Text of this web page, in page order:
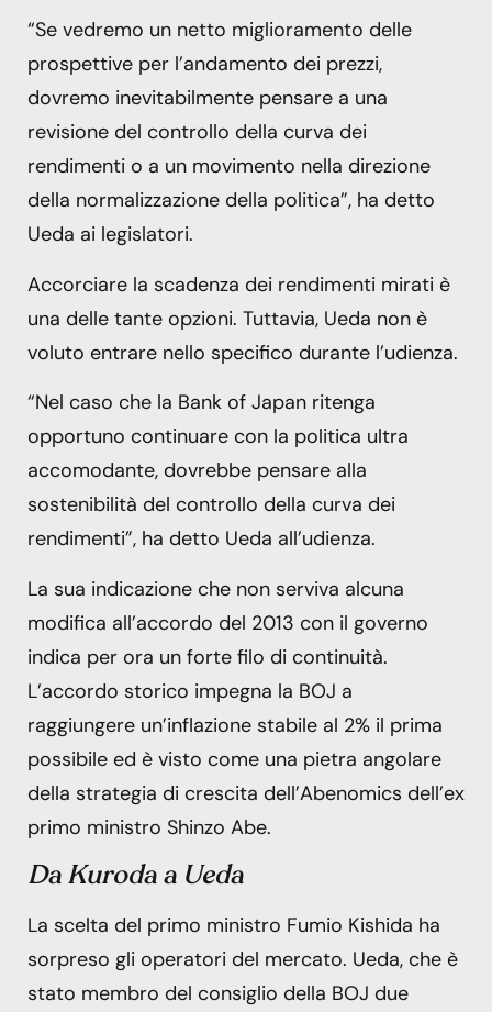
“Se vedremo un netto miglioramento delle
prospettive per l’andamento dei prezzi,
dovremo inevitabilmente pensare a una
revisione del controllo della curva dei
rendimenti o a un movimento nella direzione
della normalizzazione della politica”, ha detto
Ueda ai legislatori.
Accorciare la scadenza dei rendimenti mirati è
una delle tante opzioni. Tuttavia, Ueda non è
voluto entrare nello specifico durante l’udienza.
“Nel caso che la Bank of Japan ritenga
opportuno continuare con la politica ultra
accomodante, dovrebbe pensare alla
sostenibilità del controllo della curva dei
rendimenti”, ha detto Ueda all’udienza.
La sua indicazione che non serviva alcuna
modifica all’accordo del 2013 con il governo
indica per ora un forte filo di continuità.
L’accordo storico impegna la BOJ a
raggiungere un’inflazione stabile al 2% il prima
possibile ed è visto come una pietra angolare
della strategia di crescita dell’Abenomics dell’ex
primo ministro Shinzo Abe.
Da Kuroda a Ueda
La scelta del primo ministro Fumio Kishida ha
sorpreso gli operatori del mercato. Ueda, che è
stato membro del consiglio della BOJ due